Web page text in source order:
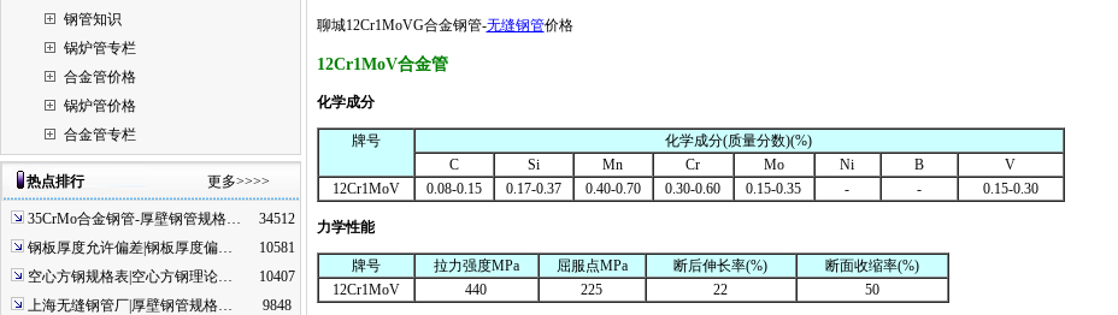
钢管知识
锅炉管专栏
合金管价格
锅炉管价格
合金管专栏
热点排行 更多>>>>
35CrMo合金钢管-厚壁钢管规格…
34512
钢板厚度允许偏差|钢板厚度偏…
10581
空心方钢规格表|空心方钢理论…
10407
上海无缝钢管厂|厚壁钢管规格…
9848
聊城12Cr1MoVG合金钢管-无缝钢管价格
12Cr1MoV合金管
化学成分
牌号 化学成分(质量分数)(%)
C
Si Mn Cr Mo Ni B
V
12Cr1MoV
0.08-0.15 0.17-0.37 0.40-0.70 0.30-0.60 0.15-0.35 - - 0.15-0.30
力学性能
牌号 拉力强度MPa 屈服点MPa 断后伸长率(%) 断面收缩率(%)
12Cr1MoV
440 225 22 50